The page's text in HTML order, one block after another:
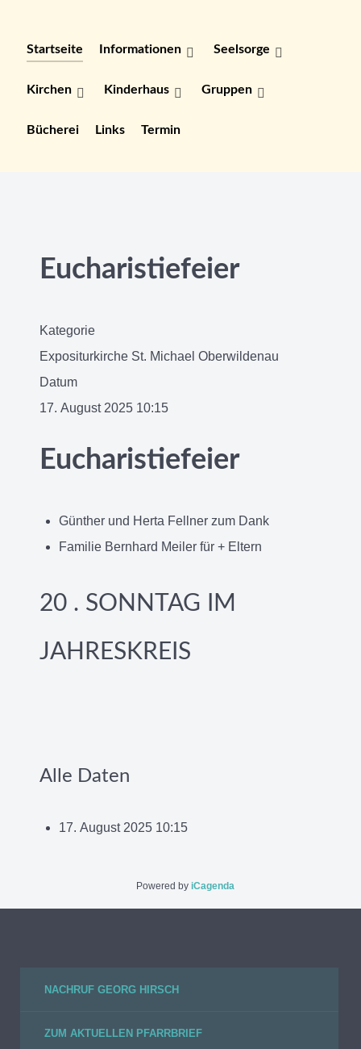
Startseite Informationen Seelsorge
Kirchen Kinderhaus Gruppen
Bücherei Links Termin
Eucharistiefeier
Kategorie
Expositurkirche St. Michael Oberwildenau
Datum
17. August 2025 10:15
Eucharistiefeier
Günther und Herta Fellner zum Dank
Familie Bernhard Meiler für + Eltern
20 . SONNTAG IM
JAHRESKREIS
Alle Daten
17. August 2025 10:15
Powered by iCagenda
NACHRUF GEORG HIRSCH
ZUM AKTUELLEN PFARRBRIEF